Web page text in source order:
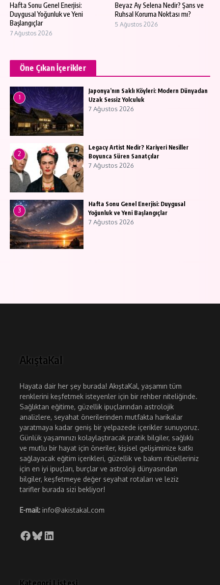
Hafta Sonu Genel Enerjisi:
Duygusal Yoğunluk ve Yeni
Başlangıçlar
7 Ağustos 2026
Beyaz Ay Selena Nedir? Şans ve
Ruhsal Koruma Noktası mı?
5 Ağustos 2026
Öne Çıkan İçerikler
1
Japonya’nın Saklı Köyleri: Modern Dünyadan
Uzak Sessiz Yolculuk
7 Ağustos 2026
2
Legacy Artist Nedir? Kariyeri Nesiller
Boyunca Süren Sanatçılar
7 Ağustos 2026
3
Hafta Sonu Genel Enerjisi: Duygusal
Yoğunluk ve Yeni Başlangıçlar
7 Ağustos 2026
AkıştaKal
Hayata dair her şey burada! AkıştaKal, yaşamın tüm
renklerini keşfetmek isteyenler için bir rehber niteliğinde.
Sağlıktan eğitime, güzellik ipuçlarından astrolojik
analizlere, seyahat önerilerinden mutfakta harikalar
yaratmaya kadar geniş bir yelpazede içerikler sunuyoruz.
Günlük yaşamınızı kolaylaştıracak pratik bilgiler, sağlıklı
ve mutlu bir hayat için öneriler, kişisel gelişiminize katkı
sağlayacak eğitim içerikleri, güzellik ve bakım ritüelleriniz
için en iyi ipuçları, burçlar ve astroloji dünyasından
bilgiler, keşfetmeye değer seyahat rotaları ve leziz
tarifler burada sizi bekliyor!
E-mail: info@akistakal.com
Facebook
Bluesky
LinkedIn
Kategori Listesi